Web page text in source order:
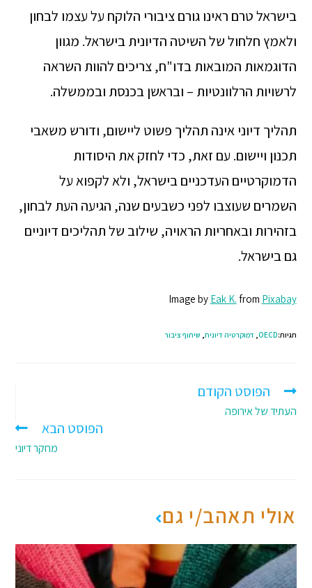
בישראל טרם ראינו גורם ציבורי הלוקח על עצמו לבחון
ולאמץ חלחול של השיטה הדיונית בישראל. מגוון
הדוגמאות המובאות בדו"ח, צריכים להוות השראה
לרשויות הרלוונטיות – ובראשן בכנסת ובממשלה.
תהליך דיוני אינה תהליך פשוט ליישום, ודורש משאבי
תכנון ויישום. עם זאת, כדי לחזק את היסודות
הדמוקרטיים העדכניים בישראל, ולא לקפוא על
השמרים שעוצבו לפני כשבעים שנה, הגיעה העת לבחון,
בזהירות ובאחריות הראויה, שילוב של תהליכים דיוניים
גם בישראל.
Image by Eak K. from Pixabay
תגיות:OECD דמוקרטיה דיונית שיתוף ציבור
הפוסט הקודם
העתיד של אירופה
הפוסט הבא
מחקר דיוני
אולי תאהב/י גם